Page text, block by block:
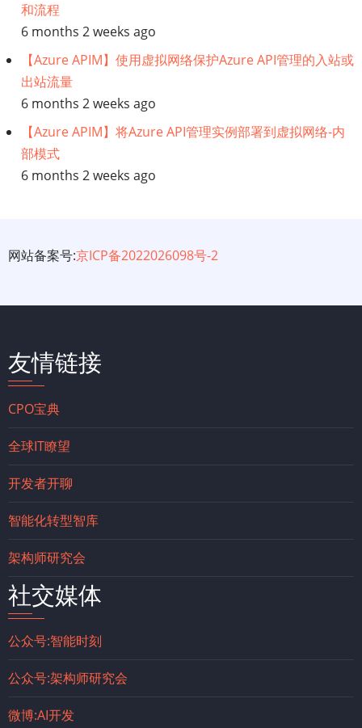
和流程
6 months 2 weeks ago
【Azure APIM】使用虚拟网络保护Azure API管理的入站或
出站流量
6 months 2 weeks ago
【Azure APIM】将Azure API管理实例部署到虚拟网络-内
部模式
6 months 2 weeks ago
网站备案号:京ICP备2022026098号-2
友情链接
CPO宝典
全球IT瞭望
开发者开聊
智能化转型智库
架构师研究会
社交媒体
公众号:智能时刻
公众号:架构师研究会
微博:AI开发